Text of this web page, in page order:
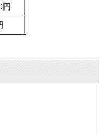
円